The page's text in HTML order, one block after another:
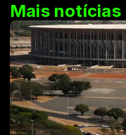
Mais notícias